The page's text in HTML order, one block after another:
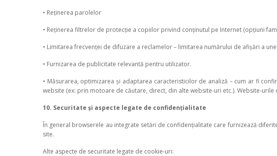
• Reținerea parolelor
• Reținerea filtrelor de protecție a copiilor privind conținutul pe Internet (opțiuni
• Limitarea frecvenței de difuzare a reclamelor – limitarea numărului de afișări a
• Furnizarea de publicitate relevantă pentru utilizator.
• Măsurarea, optimizarea și adaptarea caracteristicilor de analiză – cum ar fi
website (ex: prin motoare de căutare, direct, din alte website-uri etc.). Website-
10. Securitate și aspecte legate de confidențialitate
În general browserele au integrate setări de confidențialitate care furnizează
site.
Alte aspecte de securitate legate de cookie-uri: